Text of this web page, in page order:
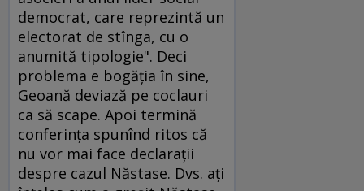
democrat, care reprezintă un
electorat de stînga, cu o
anumită tipologie". Deci
problema e bogăţia în sine,
Geoană deviază pe coclauri
ca să scape. Apoi termină
conferinţa spunînd ritos că
nu vor mai face declaraţii
despre cazul Năstase. Dvs. aţi